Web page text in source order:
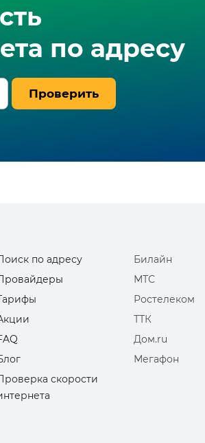
по адресу
Проверить
по адресу
скорости
Билайн
МТС
Ростелеком
ТТК
Дом.ru
Мегафон